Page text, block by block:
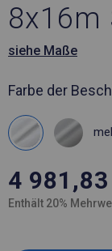
8x16m
siehe Maße
Farbe der
4 981,83
Enthält 20%